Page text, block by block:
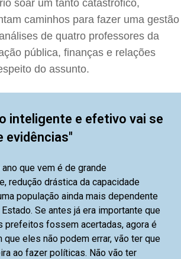
soar um tanto catastrófico,
caminhos para fazer uma gestão
de quatro professores da
pública, finanças e relações
do assunto.
inteligente e efetivo vai se
evidências"
que vem é de grande
redução drástica da capacidade
população ainda mais dependente
Se antes já era importante que
prefeitos fossem acertadas, agora é
que eles não podem errar, vão ter que
ao fazer políticas. Não vão ter